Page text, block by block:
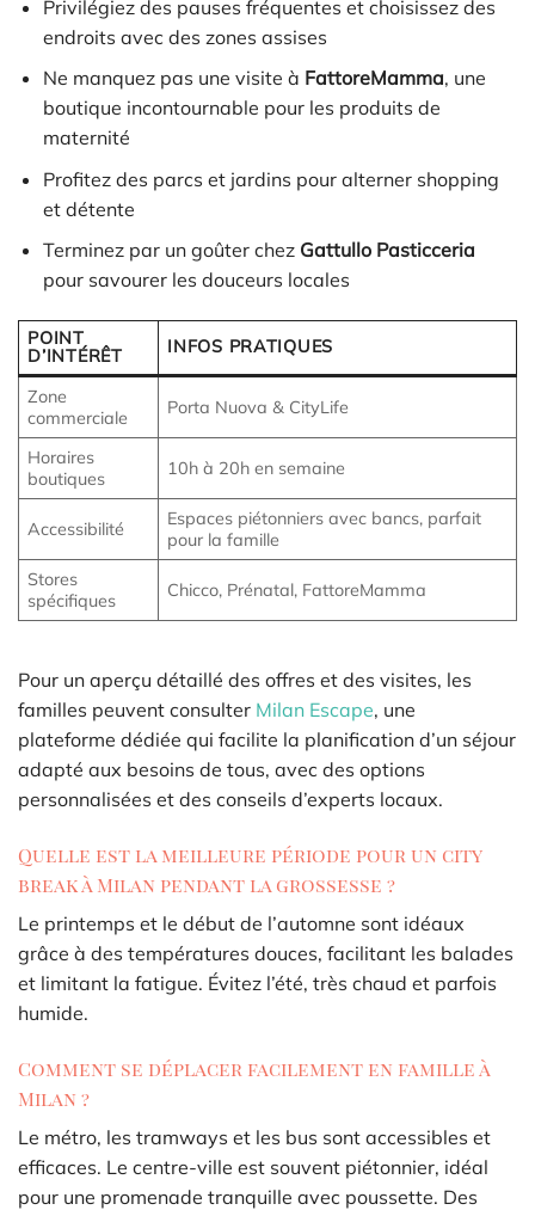
Privilégiez des pauses fréquentes et choisissez des
endroits avec des zones assises
Ne manquez pas une visite à FattoreMamma, une
boutique incontournable pour les produits de
maternité
Profitez des parcs et jardins pour alterner shopping
et détente
Terminez par un goûter chez Gattullo Pasticceria
pour savourer les douceurs locales
POINT
D’INTÉRÊT
INFOS PRATIQUES
Zone
commerciale
Porta Nuova & CityLife
Horaires
boutiques
10h à 20h en semaine
Accessibilité
Espaces piétonniers avec bancs, parfait
pour la famille
Stores
spécifiques
Chicco, Prénatal, FattoreMamma
Pour un aperçu détaillé des offres et des visites, les
familles peuvent consulter Milan Escape, une
plateforme dédiée qui facilite la planification d’un séjour
adapté aux besoins de tous, avec des options
personnalisées et des conseils d’experts locaux.
Quelle est la meilleure période pour un city
break à Milan pendant la grossesse ?
Le printemps et le début de l’automne sont idéaux
grâce à des températures douces, facilitant les balades
et limitant la fatigue. Évitez l’été, très chaud et parfois
humide.
Comment se déplacer facilement en famille à
Milan ?
Le métro, les tramways et les bus sont accessibles et
efficaces. Le centre-ville est souvent piétonnier, idéal
pour une promenade tranquille avec poussette. Des